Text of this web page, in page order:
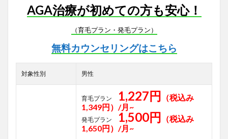
AGA治療が初めての方も安心！
（育毛プラン・発毛プラン）
無料カウンセリングはこちら
対象性別 男性
育毛プラン 1,227円 （税込み
1,349円）/月~
発毛プラン 1,500円 （税込み
1,650円）/月~